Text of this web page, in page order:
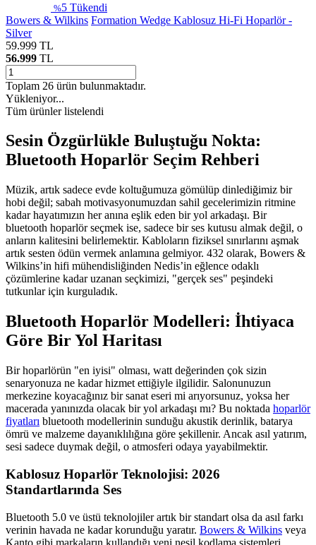
%5 Tükendi
Bowers & Wilkins Formation Wedge Kablosuz Hi-Fi Hoparlör -
Silver
59.999 TL
56.999 TL
Toplam 26 ürün bulunmaktadır.
Yükleniyor...
Tüm ürünler listelendi
Sesin Özgürlükle Buluştuğu Nokta:
Bluetooth Hoparlör Seçim Rehberi
Müzik, artık sadece evde koltuğumuza gömülüp dinlediğimiz bir
hobi değil; sabah motivasyonumuzdan sahil gecelerimizin ritmine
kadar hayatımızın her anına eşlik eden bir yol arkadaşı. Bir
bluetooth hoparlör seçmek ise, sadece bir ses kutusu almak değil, o
anların kalitesini belirlemektir. Kabloların fiziksel sınırlarını aşmak
artık sesten ödün vermek anlamına gelmiyor. 432 olarak, Bowers &
Wilkins’in hifi mühendisliğinden Nedis’in eğlence odaklı
çözümlerine kadar uzanan seçkimizi, "gerçek ses" peşindeki
tutkunlar için kurguladık.
Bluetooth Hoparlör Modelleri: İhtiyaca
Göre Bir Yol Haritası
Bir hoparlörün "en iyisi" olması, watt değerinden çok sizin
senaryonuza ne kadar hizmet ettiğiyle ilgilidir. Salonunuzun
merkezine koyacağınız bir sanat eseri mi arıyorsunuz, yoksa her
macerada yanınızda olacak bir yol arkadaşı mı? Bu noktada hoparlör
fiyatları bluetooth modellerinin sunduğu akustik derinlik, batarya
ömrü ve malzeme dayanıklılığına göre şekillenir. Ancak asıl yatırım,
sesi sadece duymak değil, o atmosferi odaya yayabilmektir.
Kablosuz Hoparlör Teknolojisi: 2026
Standartlarında Ses
Bluetooth 5.0 ve üstü teknolojiler artık bir standart olsa da asıl farkı
verinin havada ne kadar korunduğu yaratır. Bowers & Wilkins veya
Kanto gibi markaların kullandığı yeni nesil kodlama sistemleri,